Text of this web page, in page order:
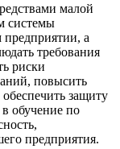
малой
системы
предприятии, а
требования
риски
повысить
защиту
обучение по
предприятия.